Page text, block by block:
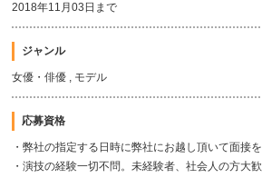
2018年11月03日まで
ジャンル
女優・俳優 , モデル
応募資格
・弊社の指定する日時に弊社にお越し頂いて面接
・演技の経験一切不問。未経験者、社会人の方大歓